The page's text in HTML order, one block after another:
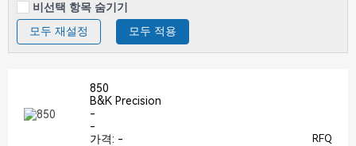
비선택 항목 숨기기
모두 재설정
모두 적용
850
B&K Precision
-
-
가격: - RFQ